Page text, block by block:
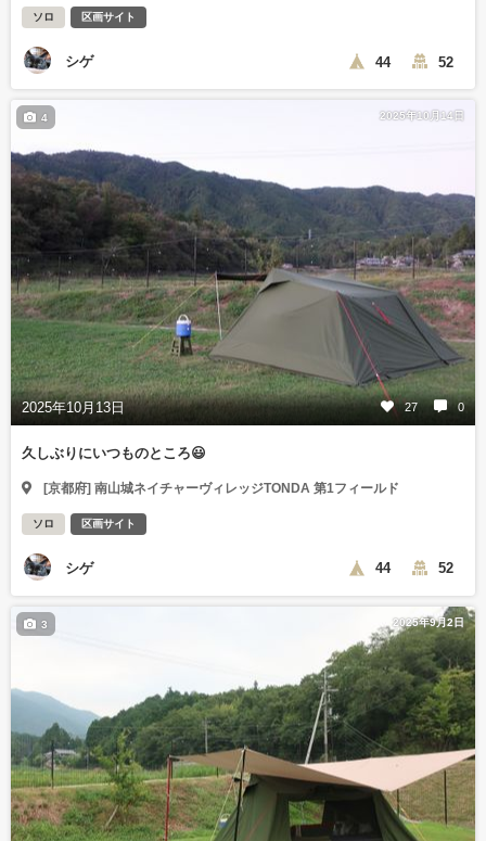
ソロ 区画サイト
シゲ 44 52
2025年10月14日
2025年10月13日 27 0
4
久しぶりにいつものところ😃
[京都府] 南山城ネイチャーヴィレッジTONDA 第1フィールド
ソロ 区画サイト
シゲ 44 52
2025年9月2日
3